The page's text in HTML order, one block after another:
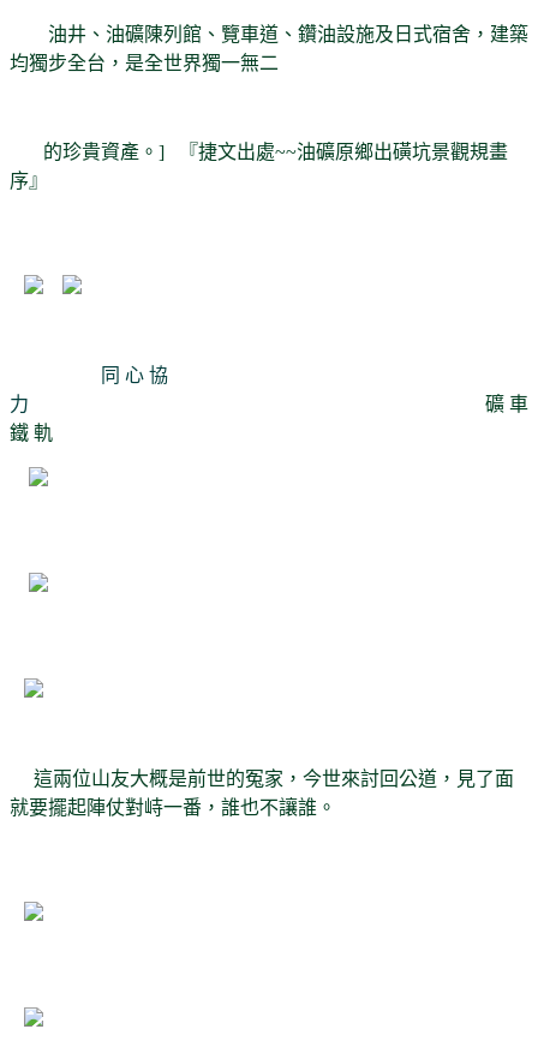
油井、油礦陳列館、覽車道、鑽油設施及日式宿舍，建築
均獨步全台，是全世界獨一無二
的珍貴資產。] 『捷文出處~~油礦原鄉出磺坑景觀規畫
序』
同 心 協
力
礦 車
鐵 軌
這兩位山友大概是前世的冤家，今世來討回公道，見了面
就要擺起陣仗對峙一番，誰也不讓誰。